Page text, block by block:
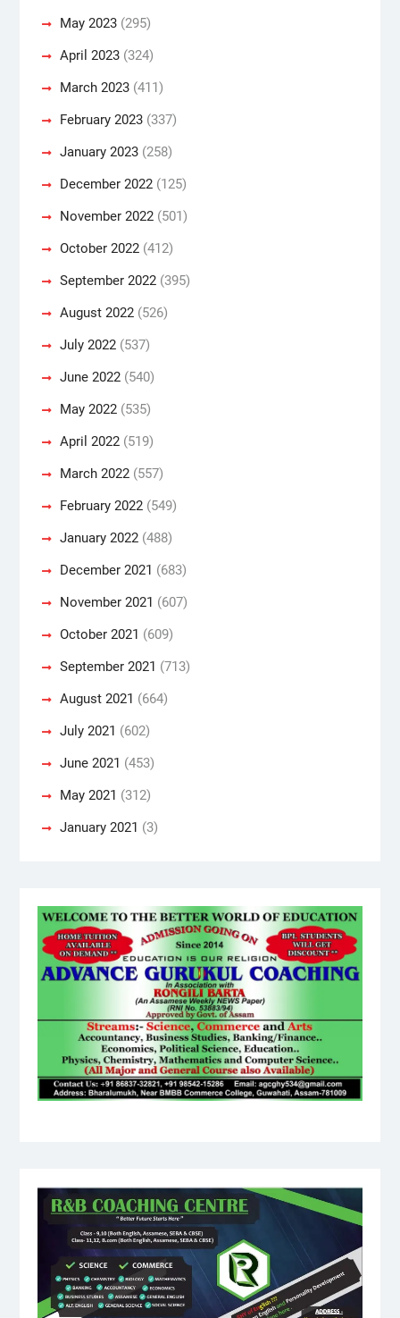
May 2023(295)
April 2023(324)
March 2023(411)
February 2023(337)
January 2023(258)
December 2022(125)
November 2022(501)
October 2022(412)
September 2022(395)
August 2022(526)
July 2022(537)
June 2022(540)
May 2022(535)
April 2022(519)
March 2022(557)
February 2022(549)
January 2022(488)
December 2021 (683)
November 2021 (607)
October 2021 (609)
September 2021 (713)
August 2021 (664)
July 2021 (602)
June 2021 (453)
May 2021 (312)
January 2021 (3)